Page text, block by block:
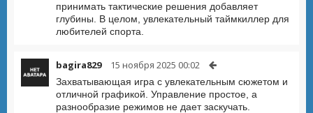
принимать тактические решения добавляет
глубины. В целом, увлекательный таймкиллер для
любителей спорта.
bagira829 15 ноября 2025 00:02
Захватывающая игра с увлекательным сюжетом и
отличной графикой. Управление простое, а
разнообразие режимов не дает заскучать.